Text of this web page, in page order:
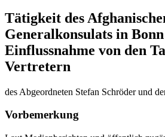
Tätigkeit des
Generalkonsulats in
Einflussnahme von den
Vertretern
des Abgeordneten Stefan Schröder und
Vorbemerkung